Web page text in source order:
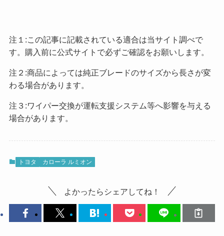
注１:この記事に記載されている適合は当サイト調べで
す。購入前に公式サイトで必ずご確認をお願いします。
注２:商品によっては純正ブレードのサイズから長さが変
わる場合があります。
注３:ワイパー交換が運転支援システム等へ影響を与える
場合があります。
トヨタ カローラ ルミオン
よかったらシェアしてね！